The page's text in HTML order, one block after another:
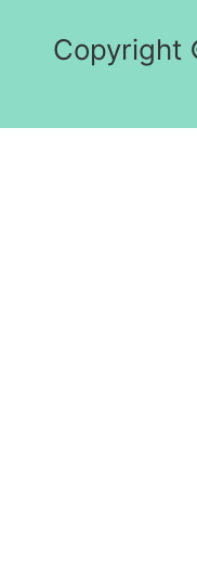
Copyright